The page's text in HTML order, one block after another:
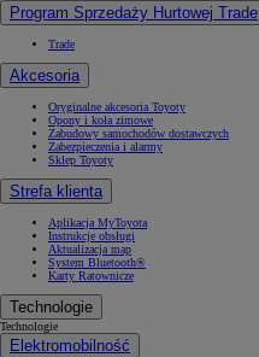
Program Sprzedaży Hurtowej Trade
Trade
Akcesoria
Oryginalne akcesoria Toyoty
Opony i koła zimowe
Zabudowy samochodów dostawczych
Zabezpieczenia i alarmy
Sklep Toyoty
Strefa klienta
Aplikacja MyToyota
Instrukcje obsługi
Aktualizacja map
System Bluetooth®
Karty Ratownicze
Technologie
Technologie
Elektromobilność